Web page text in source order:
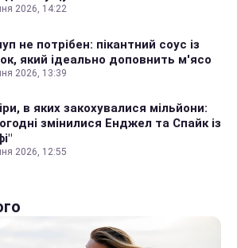
2026, 14:22
не потрібен: пікантний соус із
який ідеально доповнить м'ясо
2026, 13:39
в яких закохувалися мільйони:
змінилися Енджел та Спайк із
2026, 12:55